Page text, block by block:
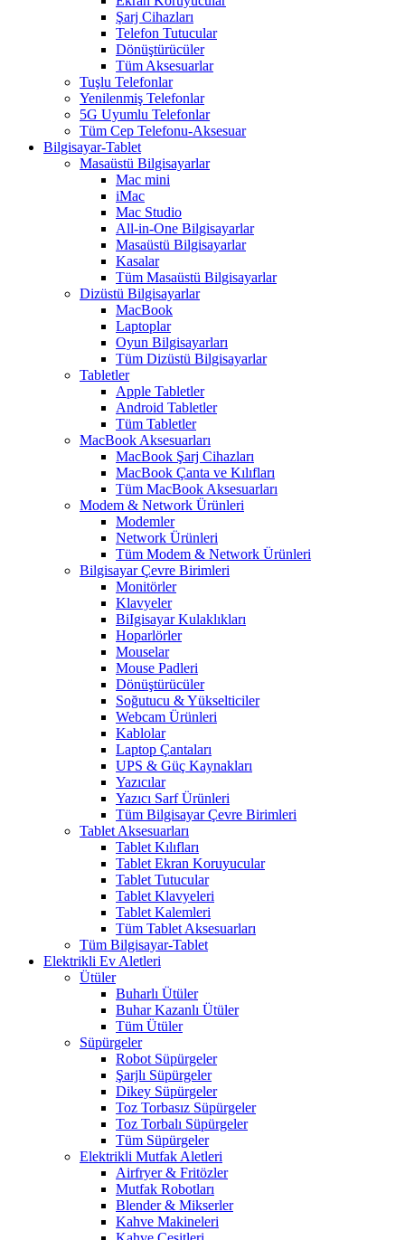
Şarj Cihazları
Telefon Tutucular
Dönüştürücüler
Tüm Aksesuarlar
Tuşlu Telefonlar
Yenilenmiş Telefonlar
5G Uyumlu Telefonlar
Tüm Cep Telefonu-Aksesuar
Bilgisayar-Tablet
Masaüstü Bilgisayarlar
Mac mini
iMac
Mac Studio
All-in-One Bilgisayarlar
Masaüstü Bilgisayarlar
Kasalar
Tüm Masaüstü Bilgisayarlar
Dizüstü Bilgisayarlar
MacBook
Laptoplar
Oyun Bilgisayarları
Tüm Dizüstü Bilgisayarlar
Tabletler
Apple Tabletler
Android Tabletler
Tüm Tabletler
MacBook Aksesuarları
MacBook Şarj Cihazları
MacBook Çanta ve Kılıfları
Tüm MacBook Aksesuarları
Modem & Network Ürünleri
Modemler
Network Ürünleri
Tüm Modem & Network Ürünleri
Bilgisayar Çevre Birimleri
Monitörler
Klavyeler
BiIgisayar Kulaklıkları
Hoparlörler
Mouselar
Mouse Padleri
Dönüştürücüler
Soğutucu & Yükselticiler
Webcam Ürünleri
Kablolar
Laptop Çantaları
UPS & Güç Kaynakları
Yazıcılar
Yazıcı Sarf Ürünleri
Tüm Bilgisayar Çevre Birimleri
Tablet Aksesuarları
Tablet Kılıfları
Tablet Ekran Koruyucular
Tablet Tutucular
Tablet Klavyeleri
Tablet Kalemleri
Tüm Tablet Aksesuarları
Tüm Bilgisayar-Tablet
Elektrikli Ev Aletleri
Ütüler
Buharlı Ütüler
Buhar Kazanlı Ütüler
Tüm Ütüler
Süpürgeler
Robot Süpürgeler
Şarjlı Süpürgeler
Dikey Süpürgeler
Toz Torbasız Süpürgeler
Toz Torbalı Süpürgeler
Tüm Süpürgeler
Elektrikli Mutfak Aletleri
Airfryer & Fritözler
Mutfak Robotları
Blender & Mikserler
Kahve Makineleri